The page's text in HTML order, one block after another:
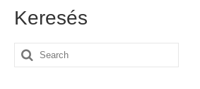
Keresés
Search